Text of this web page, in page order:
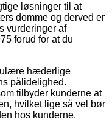
løsninger til at
domme og derved er
vurderinger af
forud for at du
hæderlige
pålidelighed.
tilbyder kunderne at
hvilket lige så vel bør
hos kunderne.